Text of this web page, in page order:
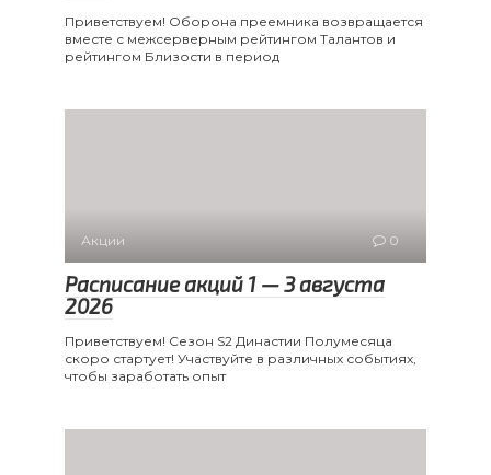
Приветствуем! Оборона преемника возвращается
вместе с межсерверным рейтингом Талантов и
рейтингом Близости в период
Акции 0
Расписание акций 1 — 3 августа
2026
Приветствуем! Сезон S2 Династии Полумесяца
скоро стартует! Участвуйте в различных событиях,
чтобы заработать опыт